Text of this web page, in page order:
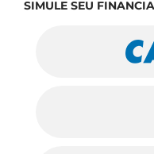
SIMULE SEU